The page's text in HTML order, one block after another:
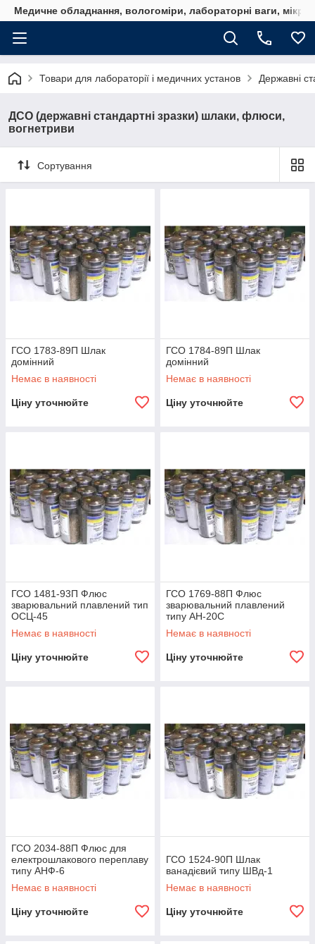
Медичне обладнання, вологоміри, лабораторні ваги,
Товари для лабораторії і медичних установ Державні
ДСО (державні стандартні зразки) шлаки, флюси,
вогнетриви
Сортування
ГСО 1783-89П Шлак
домінний
Немає в наявності
Ціну уточнюйте
ГСО 1784-89П Шлак
домінний
Немає в наявності
Ціну уточнюйте
ГСО 1481-93П Флюс
зварювальний плавлений тип
ОСЦ-45
Немає в наявності
Ціну уточнюйте
ГСО 1769-88П Флюс
зварювальний плавлений
типу АН-20С
Немає в наявності
Ціну уточнюйте
ГСО 2034-88П Флюс для
електрошлакового переплаву
типу АНФ-6
Немає в наявності
Ціну уточнюйте
ГСО 1524-90П Шлак
ванадієвий типу ШВд-1
Немає в наявності
Ціну уточнюйте